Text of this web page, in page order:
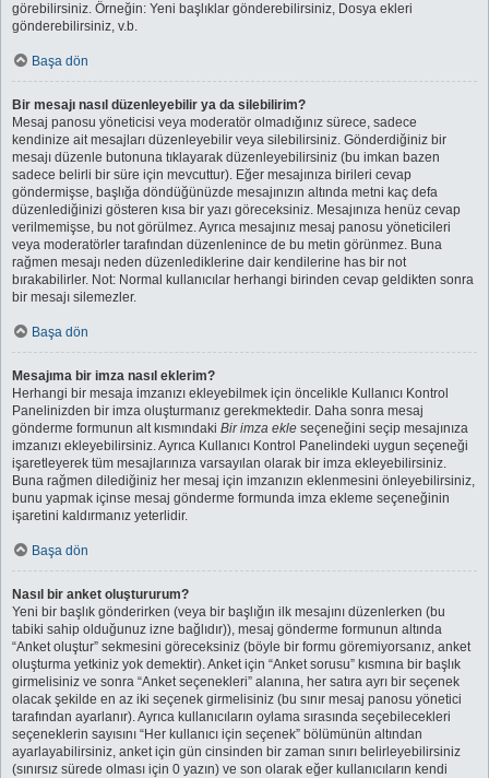
görebilirsiniz. Örneğin: Yeni başlıklar gönderebilirsiniz, Dosya ekleri
gönderebilirsiniz, v.b.
Başa dön
Bir mesajı nasıl düzenleyebilir ya da silebilirim?
Mesaj panosu yöneticisi veya moderatör olmadığınız sürece, sadece
kendinize ait mesajları düzenleyebilir veya silebilirsiniz. Gönderdiğiniz bir
mesajı düzenle butonuna tıklayarak düzenleyebilirsiniz (bu imkan bazen
sadece belirli bir süre için mevcuttur). Eğer mesajınıza birileri cevap
göndermişse, başlığa döndüğünüzde mesajınızın altında metni kaç defa
düzenlediğinizi gösteren kısa bir yazı göreceksiniz. Mesajınıza henüz cevap
verilmemişse, bu not görülmez. Ayrıca mesajınız mesaj panosu yöneticileri
veya moderatörler tarafından düzenlenince de bu metin görünmez. Buna
rağmen mesajı neden düzenlediklerine dair kendilerine has bir not
bırakabilirler. Not: Normal kullanıcılar herhangi birinden cevap geldikten sonra
bir mesajı silemezler.
Başa dön
Mesajıma bir imza nasıl eklerim?
Herhangi bir mesaja imzanızı ekleyebilmek için öncelikle Kullanıcı Kontrol
Panelinizden bir imza oluşturmanız gerekmektedir. Daha sonra mesaj
gönderme formunun alt kısmındaki Bir imza ekle seçeneğini seçip mesajınıza
imzanızı ekleyebilirsiniz. Ayrıca Kullanıcı Kontrol Panelindeki uygun seçeneği
işaretleyerek tüm mesajlarınıza varsayılan olarak bir imza ekleyebilirsiniz.
Buna rağmen dilediğiniz her mesaj için imzanızın eklenmesini önleyebilirsiniz,
bunu yapmak içinse mesaj gönderme formunda imza ekleme seçeneğinin
işaretini kaldırmanız yeterlidir.
Başa dön
Nasıl bir anket oluştururum?
Yeni bir başlık gönderirken (veya bir başlığın ilk mesajını düzenlerken (bu
tabiki sahip olduğunuz izne bağlıdır)), mesaj gönderme formunun altında
“Anket oluştur” sekmesini göreceksiniz (böyle bir formu göremiyorsanız, anket
oluşturma yetkiniz yok demektir). Anket için “Anket sorusu” kısmına bir başlık
girmelisiniz ve sonra “Anket seçenekleri” alanına, her satıra ayrı bir seçenek
olacak şekilde en az iki seçenek girmelisiniz (bu sınır mesaj panosu yönetici
tarafından ayarlanır). Ayrıca kullanıcıların oylama sırasında seçebilecekleri
seçeneklerin sayısını “Her kullanıcı için seçenek” bölümünün altından
ayarlayabilirsiniz, anket için gün cinsinden bir zaman sınırı belirleyebilirsiniz
(sınırsız sürede olması için 0 yazın) ve son olarak eğer kullanıcıların kendi